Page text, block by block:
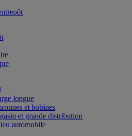
longue
et bobines
et grande distribution
automobile